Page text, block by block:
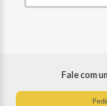
Fale com